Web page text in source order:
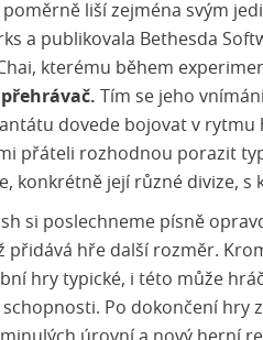
liší zejména svým
a publikovala Bethesda
kterému během
Tím se jeho
dovede bojovat v
přáteli rozhodnou porazit
konkrétně její různé divize,
si poslechneme písně
přidává hře další rozměr.
hry typické, i této může
schopnosti. Po dokončení hry